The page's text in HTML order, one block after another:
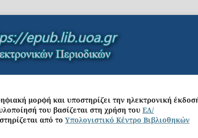
μορφή και υποστηρίζει την ηλεκτρονική
του βασίζεται στη χρήση του ΕΛ/
από το Υπολογιστικό Κέντρο Βιβλιοθηκών